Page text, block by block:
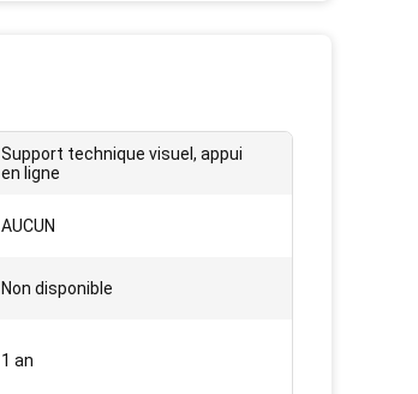
Support technique visuel, appui
en ligne
AUCUN
Non disponible
1 an